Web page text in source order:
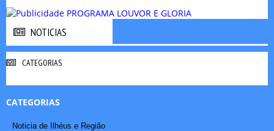
NOTICIAS
CATEGORIAS
CATEGORIAS
Noticia de Ilhéus e Região